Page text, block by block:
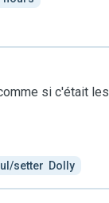
si c'était les
setter  Dolly